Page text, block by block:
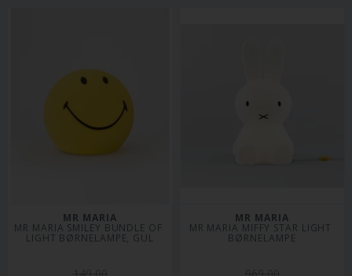
MR MARIA
MR MARIA SMILEY BUNDLE OF
LIGHT BØRNELAMPE, GUL
MR MARIA
MR MARIA MIFFY STAR LIGHT
BØRNELAMPE